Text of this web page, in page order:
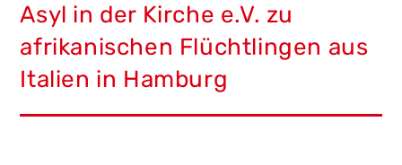
Asyl in der Kirche e.V. zu
afrikanischen Flüchtlingen aus
Italien in Hamburg